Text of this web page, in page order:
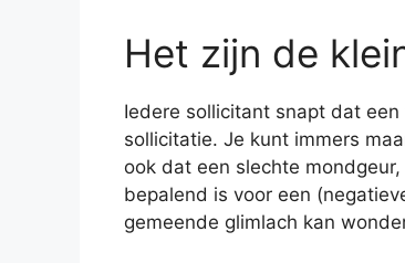
Het zijn de
Iedere sollicitant snapt dat
sollicitatie. Je kunt immers
ook dat een slechte
bepalend is voor een
gemeende glimlach kan